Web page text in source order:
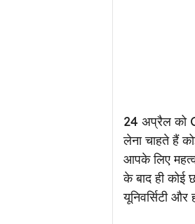
24 अप्रैल को
लेना चाहते हैं
आपके लिए
के बाद ही कोई
यूनिवर्सिटी